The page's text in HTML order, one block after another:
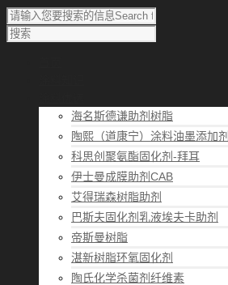
海名斯德谦助剂树脂
陶熙（道康宁）涂料油墨添加剂
科思创聚氨酯固化剂-拜耳
伊士曼成膜助剂CAB
艾得瑞森树脂助剂
巴斯夫固化剂乳液埃夫卡助剂
帝斯曼树脂
湛新树脂环氧固化剂
陶氏化学杀菌剂纤维素